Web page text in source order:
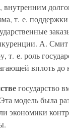
т. е.
А.
т. е. роль
вплоть до
государство
модель была
экономики